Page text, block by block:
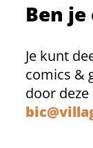
Ben
Je kunt
comics &
door